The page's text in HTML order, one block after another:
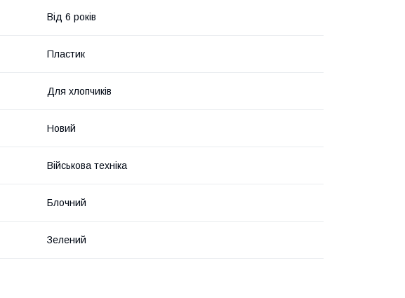
Від 6 років
Пластик
Для хлопчиків
Новий
Військова техніка
Блочний
Зелений